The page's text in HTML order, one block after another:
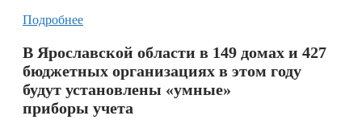
Подробнее
В Ярославской области в 149 домах и 427
бюджетных организациях в этом году
будут установлены «умные»
приборы учета